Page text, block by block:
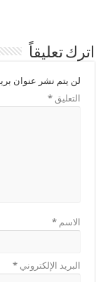
اترك تعليقاً
لن يتم نشر عنوان
التعليق*
الاسم*
البريد الإلكتروني*